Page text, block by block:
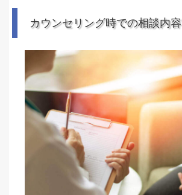
カウンセリング時での相談内容